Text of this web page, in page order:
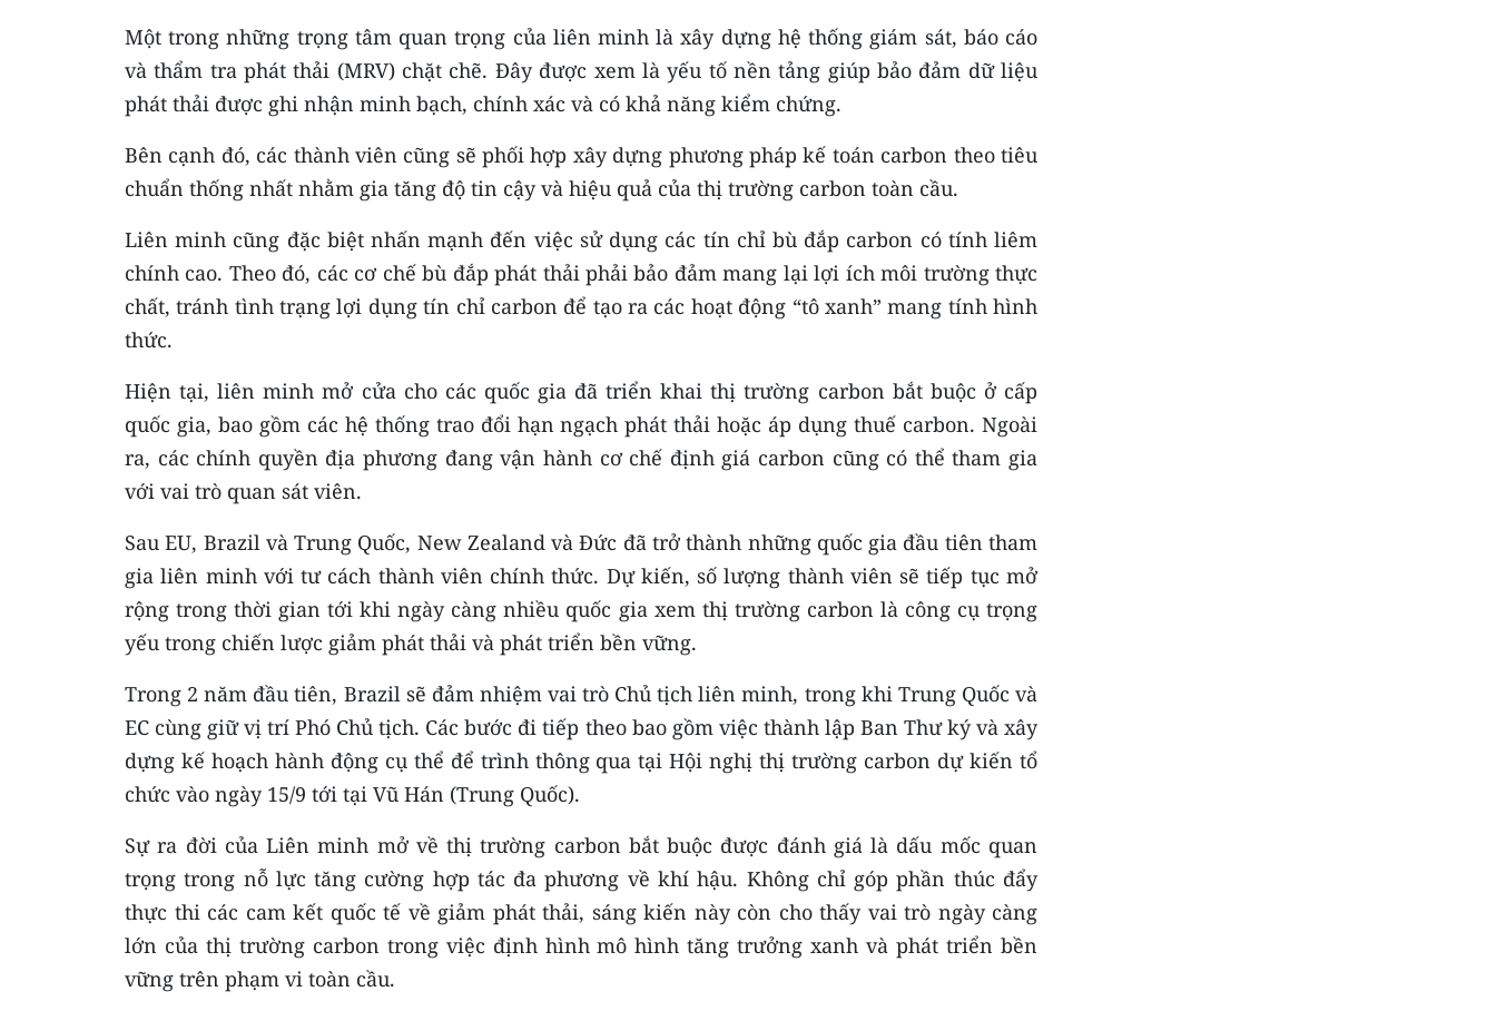
Một trong những trọng tâm quan trọng của liên minh là xây dựng hệ thống giám sát, báo cáo
và thẩm tra phát thải (MRV) chặt chẽ. Đây được xem là yếu tố nền tảng giúp bảo đảm dữ liệu
phát thải được ghi nhận minh bạch, chính xác và có khả năng kiểm chứng.
Bên cạnh đó, các thành viên cũng sẽ phối hợp xây dựng phương pháp kế toán carbon theo tiêu
chuẩn thống nhất nhằm gia tăng độ tin cậy và hiệu quả của thị trường carbon toàn cầu.
Liên minh cũng đặc biệt nhấn mạnh đến việc sử dụng các tín chỉ bù đắp carbon có tính liêm
chính cao. Theo đó, các cơ chế bù đắp phát thải phải bảo đảm mang lại lợi ích môi trường thực
chất, tránh tình trạng lợi dụng tín chỉ carbon để tạo ra các hoạt động “tô xanh” mang tính hình
thức.
Hiện tại, liên minh mở cửa cho các quốc gia đã triển khai thị trường carbon bắt buộc ở cấp
quốc gia, bao gồm các hệ thống trao đổi hạn ngạch phát thải hoặc áp dụng thuế carbon. Ngoài
ra, các chính quyền địa phương đang vận hành cơ chế định giá carbon cũng có thể tham gia
với vai trò quan sát viên.
Sau EU, Brazil và Trung Quốc, New Zealand và Đức đã trở thành những quốc gia đầu tiên tham
gia liên minh với tư cách thành viên chính thức. Dự kiến, số lượng thành viên sẽ tiếp tục mở
rộng trong thời gian tới khi ngày càng nhiều quốc gia xem thị trường carbon là công cụ trọng
yếu trong chiến lược giảm phát thải và phát triển bền vững.
Trong 2 năm đầu tiên, Brazil sẽ đảm nhiệm vai trò Chủ tịch liên minh, trong khi Trung Quốc và
EC cùng giữ vị trí Phó Chủ tịch. Các bước đi tiếp theo bao gồm việc thành lập Ban Thư ký và xây
dựng kế hoạch hành động cụ thể để trình thông qua tại Hội nghị thị trường carbon dự kiến tổ
chức vào ngày 15/9 tới tại Vũ Hán (Trung Quốc).
Sự ra đời của Liên minh mở về thị trường carbon bắt buộc được đánh giá là dấu mốc quan
trọng trong nỗ lực tăng cường hợp tác đa phương về khí hậu. Không chỉ góp phần thúc đẩy
thực thi các cam kết quốc tế về giảm phát thải, sáng kiến này còn cho thấy vai trò ngày càng
lớn của thị trường carbon trong việc định hình mô hình tăng trưởng xanh và phát triển bền
vững trên phạm vi toàn cầu.